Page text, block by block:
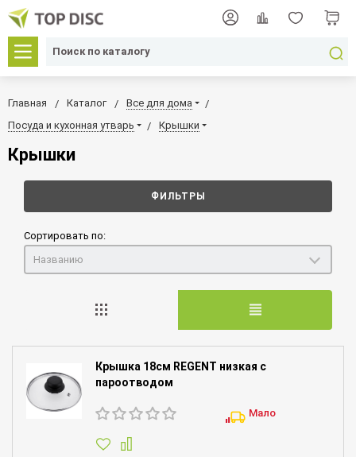
Главная Каталог
Все для дома
Посуда и кухонная утварь
Крышки
Крышки
ФИЛЬТРЫ
Сортировать по:
Названию
Крышка 18см REGENT низкая с
пароотводом
Мало